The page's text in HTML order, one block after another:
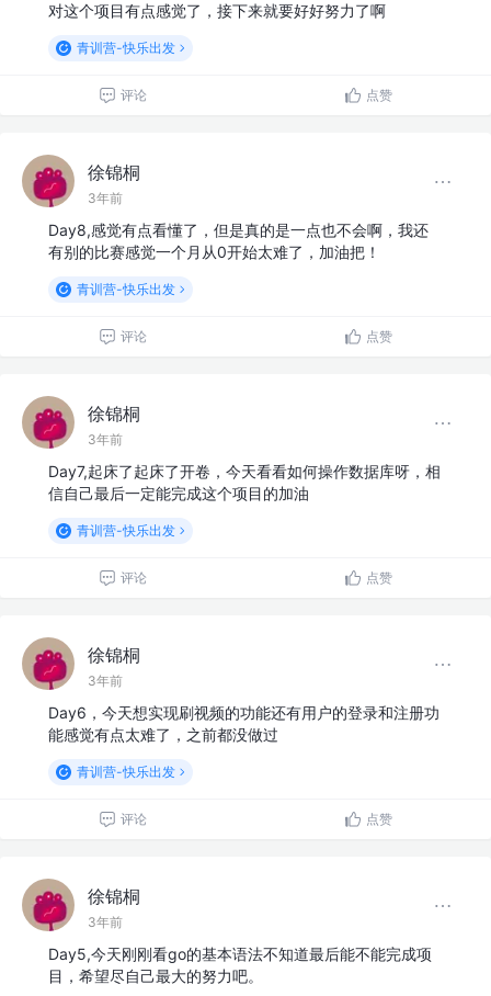
对这个项目有点感觉了，接下来就要好好努力了啊
青训营-快乐出发
评论 点赞
徐锦桐
3年前
Day8,感觉有点看懂了，但是真的是一点也不会啊，我还
有别的比赛感觉一个月从0开始太难了，加油把！
青训营-快乐出发
评论 点赞
徐锦桐
3年前
Day7,起床了起床了开卷，今天看看如何操作数据库呀，相
信自己最后一定能完成这个项目的加油
青训营-快乐出发
评论 点赞
徐锦桐
3年前
Day6，今天想实现刷视频的功能还有用户的登录和注册功
能感觉有点太难了，之前都没做过
青训营-快乐出发
评论 点赞
徐锦桐
3年前
Day5,今天刚刚看go的基本语法不知道最后能不能完成项
目，希望尽自己最大的努力吧。